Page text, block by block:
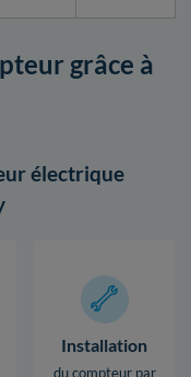
grâce à
électrique
Installation
du compteur par